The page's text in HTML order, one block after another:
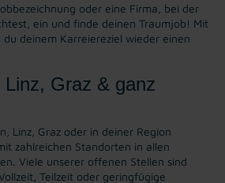
oder eine Firma, bei der
ein und finde deinen Traumjob! Mit
deinem Karreiereziel wieder einen
Graz & ganz
Linz, Graz oder in deiner Region
zahlreichen Standorten in allen
Viele unserer offenen Stellen sind
Teilzeit oder geringfügige